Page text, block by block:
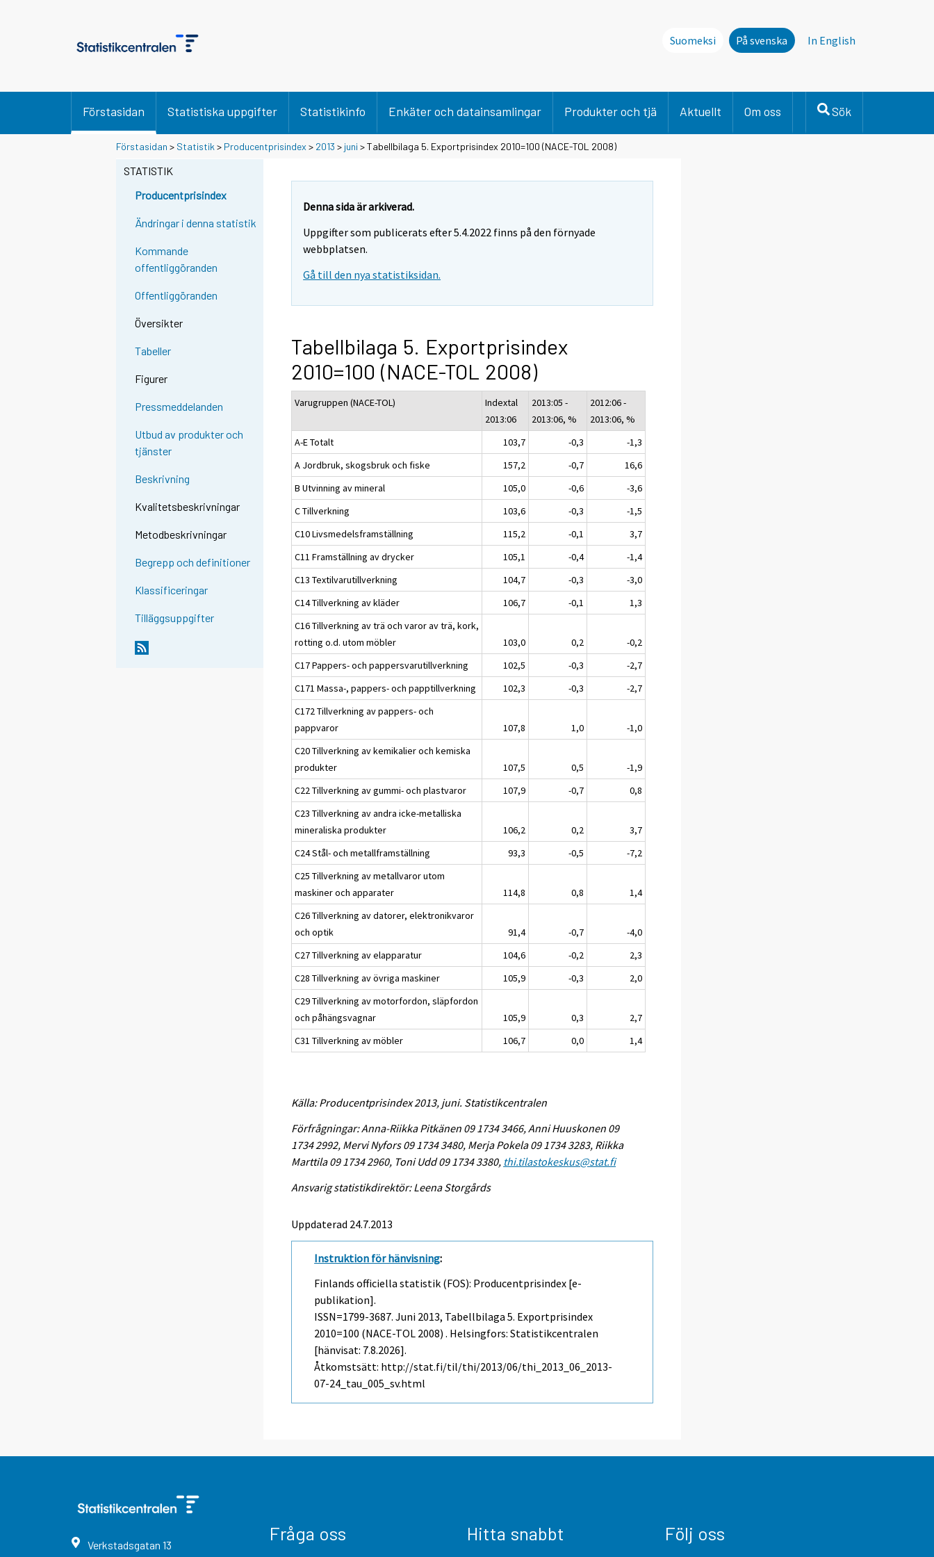
Suomeksi På svenska In English
Förstasidan Statistiska uppgifter Statistikinfo Enkäter och datainsamlingar Produkter och tjä Aktuellt Om oss Sök
Förstasidan > Statistik > Producentprisindex > 2013 > juni > Tabellbilaga 5. Exportprisindex 2010=100 (NACE-TOL 2008)
STATISTIK
Producentprisindex
Ändringar i denna statistik
Kommande
offentliggöranden
Offentliggöranden
Översikter
Tabeller
Figurer
Pressmeddelanden
Utbud av produkter och
tjänster
Beskrivning
Kvalitetsbeskrivningar
Metodbeskrivningar
Begrepp och definitioner
Klassificeringar
Tilläggsuppgifter
Denna sida är arkiverad.
Uppgifter som publicerats efter 5.4.2022 finns på den förnyade
webbplatsen.
Gå till den nya statistiksidan.
Tabellbilaga 5. Exportprisindex
2010=100 (NACE-TOL 2008)
Varugruppen (NACE-TOL)
Indextal
2013:06
2013:05 -
2013:06, %
2012:06 -
2013:06, %
A-E Totalt
103,7 -0,3
-1,3
A Jordbruk, skogsbruk och fiske
157,2 -0,7
16,6
B Utvinning av mineral
105,0 -0,6
-3,6
C Tillverkning
103,6 -0,3
-1,5
C10 Livsmedelsframställning
115,2 -0,1
3,7
C11 Framställning av drycker
105,1 -0,4
-1,4
C13 Textilvarutillverkning
104,7 -0,3
-3,0
C14 Tillverkning av kläder
106,7 -0,1
1,3
C16 Tillverkning av trä och varor av trä, kork,
rotting o.d. utom möbler
103,0 0,2
-0,2
C17 Pappers- och pappersvarutillverkning
102,5 -0,3
-2,7
C171 Massa-, pappers- och papptillverkning
102,3 -0,3
-2,7
C172 Tillverkning av pappers- och
pappvaror
107,8 1,0
-1,0
C20 Tillverkning av kemikalier och kemiska
produkter
107,5 0,5
-1,9
C22 Tillverkning av gummi- och plastvaror
107,9 -0,7
0,8
C23 Tillverkning av andra icke-metalliska
mineraliska produkter
106,2 0,2
3,7
C24 Stål- och metallframställning
93,3 -0,5
-7,2
C25 Tillverkning av metallvaror utom
maskiner och apparater
114,8 0,8
1,4
C26 Tillverkning av datorer, elektronikvaror
och optik
91,4 -0,7
-4,0
C27 Tillverkning av elapparatur
104,6 -0,2
2,3
C28 Tillverkning av övriga maskiner
105,9 -0,3
2,0
C29 Tillverkning av motorfordon, släpfordon
och påhängsvagnar
105,9 0,3
2,7
C31 Tillverkning av möbler
106,7 0,0 1,4
Källa: Producentprisindex 2013, juni. Statistikcentralen
Förfrågningar: Anna-Riikka Pitkänen 09 1734 3466, Anni Huuskonen 09
1734 2992, Mervi Nyfors 09 1734 3480, Merja Pokela 09 1734 3283, Riikka
Marttila 09 1734 2960, Toni Udd 09 1734 3380, thi.tilastokeskus@stat.fi
Ansvarig statistikdirektör: Leena Storgårds
Uppdaterad 24.7.2013
Instruktion för hänvisning:
Finlands officiella statistik (FOS): Producentprisindex [e-
publikation].
ISSN=1799-3687.Juni 2013, Tabellbilaga 5. Exportprisindex
2010=100 (NACE-TOL 2008) . Helsingfors: Statistikcentralen
[hänvisat: 7.8.2026].
Åtkomstsätt: http://stat.fi/til/thi/2013/06/thi_2013_06_2013-
07-24_tau_005_sv.html
Verkstadsgatan 13
Fråga oss Hitta snabbt Följ oss